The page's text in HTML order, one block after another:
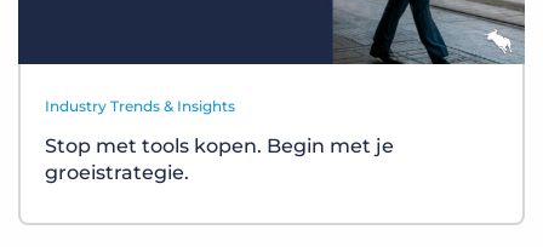
Industry Trends & Insights
Stop met tools kopen. Begin met je
groeistrategie.